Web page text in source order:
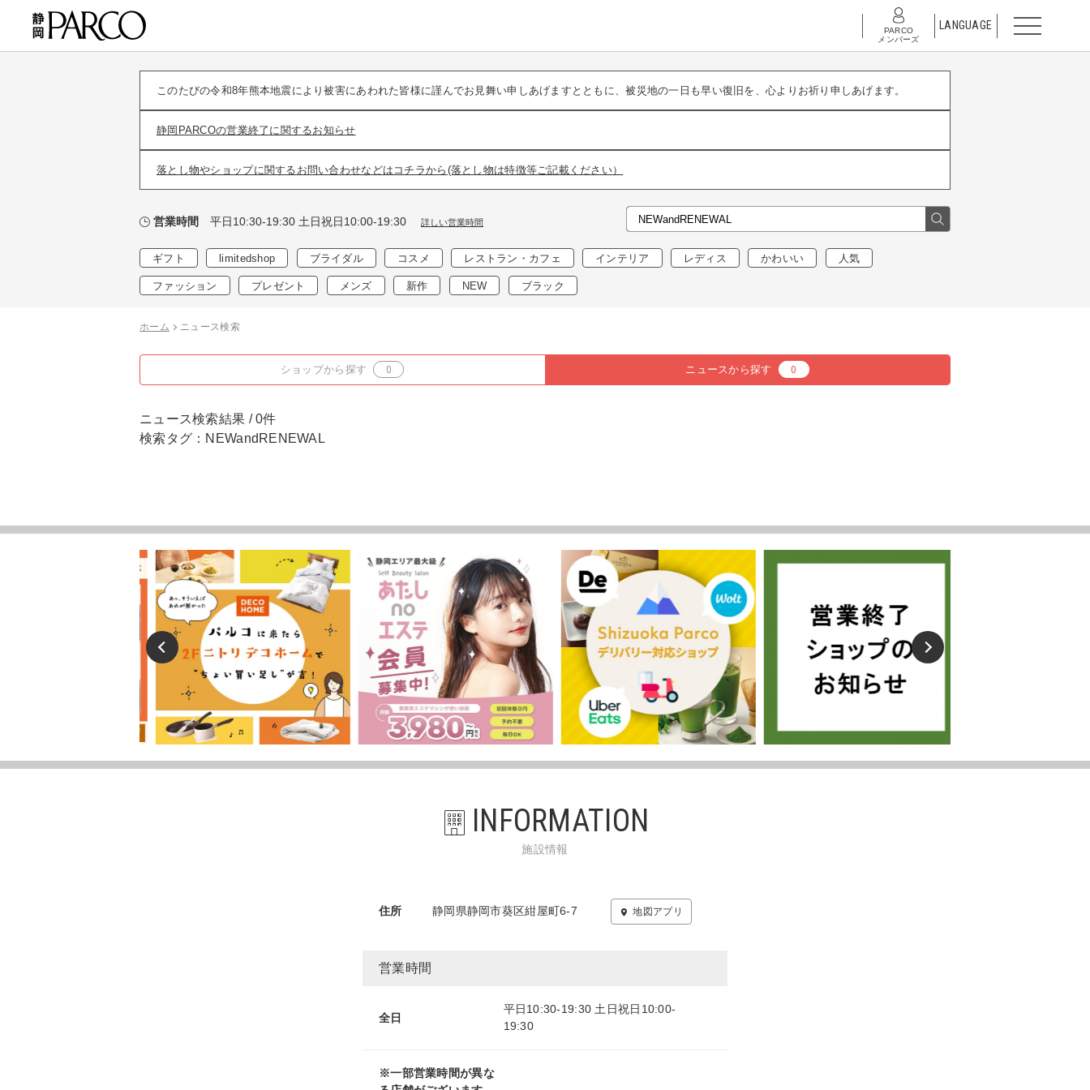
PARCO
メンバーズ
LANGUAGE
このたびの令和8年熊本地震により被害にあわれた皆様に謹んでお見舞い申しあげますとともに、被災地の一日も早い復旧を、心よりお祈り申しあげます。
静岡PARCOの営業終了に関するお知らせ
落とし物やショップに関するお問い合わせなどはコチラから(落とし物は特徴等ご記載ください）
営業時間 平日10:30-19:30 土日祝日10:00-19:30 詳しい営業時間
ギフト limitedshop ブライダル コスメ レストラン・カフェ インテリア レディス かわいい 人気
ファッション プレゼント メンズ 新作 NEW ブラック
ホーム ニュース検索
ショップから探す 0 ニュースから探す 0
ニュース検索結果 / 0件
検索タグ：NEWandRENEWAL
INFORMATION
施設情報
住所 静岡県静岡市葵区紺屋町6-7 地図アプリ
営業時間
全日
平日10:30-19:30 土日祝日10:00-
19:30
※一部営業時間が異な